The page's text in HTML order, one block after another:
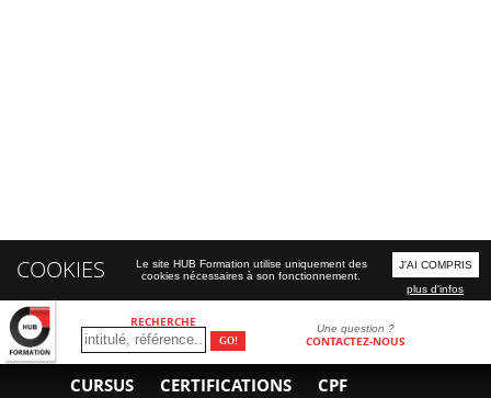
RECHERCHE Une question ?
CONTACTEZ-NOUS
CURSUS CERTIFICATIONS CPF
COOKIES
Le site HUB Formation utilise uniquement des
cookies nécessaires à son fonctionnement.
J'AI COMPRIS
plus d'infos